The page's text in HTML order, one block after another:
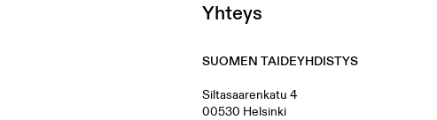
Yhteys
SUOMEN TAIDEYHDISTYS
Siltasaarenkatu 4
00530 Helsinki